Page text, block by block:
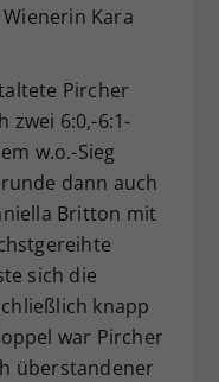
Kara
Pircher
zwei 6:0,-6:1-
w.o.-Sieg
dann auch
Britton mit
sich die
knapp
war Pircher
überstandener